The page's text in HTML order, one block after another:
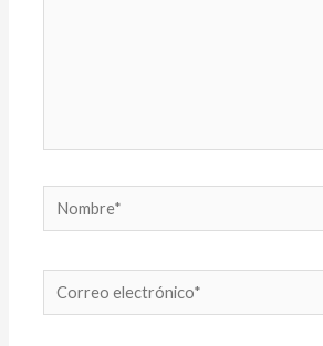
Nombre*
Correo
electrónico*